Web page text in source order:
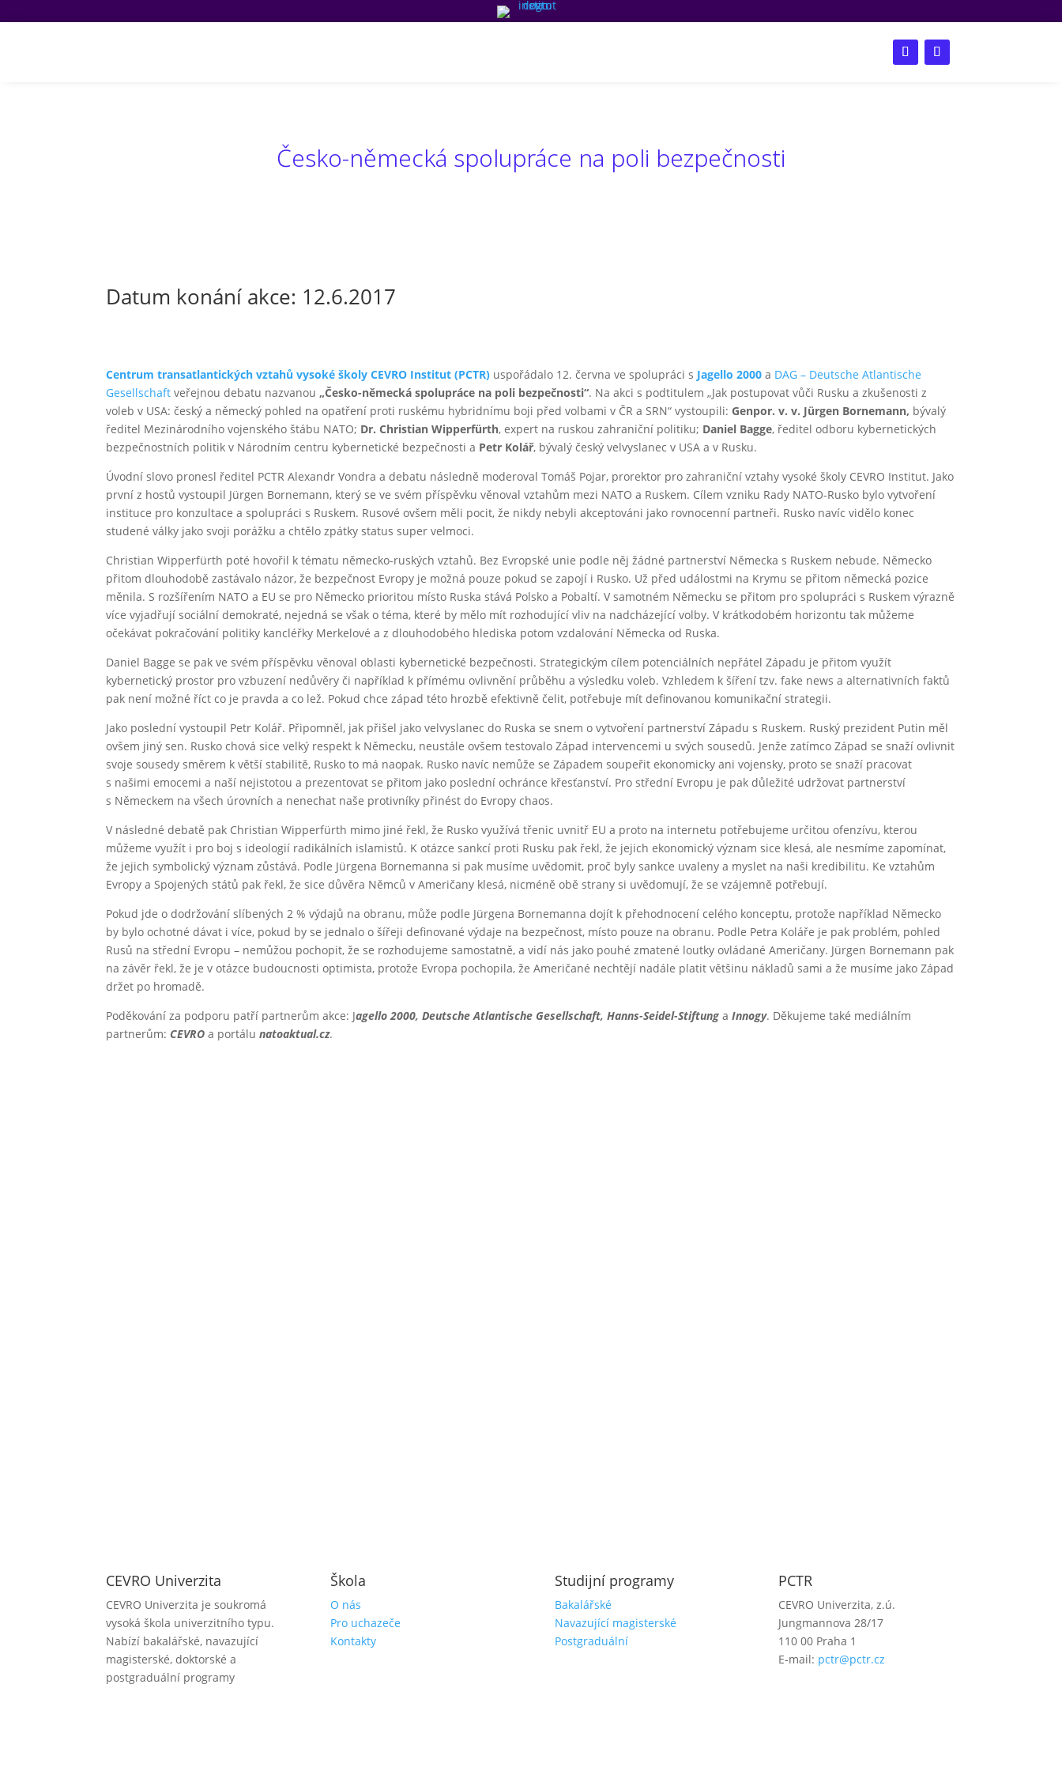
Česko-německá spolupráce na poli bezpečnosti
Datum konání akce: 12.6.2017
Centrum transatlantických vztahů vysoké školy CEVRO Institut (PCTR) uspořádalo 12. června ve spolupráci s Jagello 2000a DAG – Deutsche Atlantische
Gesellschaft veřejnou debatu nazvanou„Česko-německá spolupráce na poli bezpečnosti“. Na akci s podtitulem „Jak postupovat vůči Rusku a zkušenosti z
voleb v USA: český a německý pohled na opatření proti ruskému hybridnímu boji před volbami v ČR a SRN“ vystoupili:Genpor. v. v. Jürgen Bornemann, bývalý
ředitel Mezinárodního vojenského štábu NATO; Dr. Christian Wipperfürth, expert na ruskou zahraniční politiku; Daniel Bagge, ředitel odboru kybernetických
bezpečnostních politik v Národním centru kybernetické bezpečnosti a Petr Kolář, bývalý český velvyslanec v USA a v Rusku.
Úvodní slovo pronesl ředitel PCTR Alexandr Vondra a debatu následně moderoval Tomáš Pojar, prorektor pro zahraniční vztahy vysoké školy CEVRO Institut. Jako
první z hostů vystoupil Jürgen Bornemann, který se ve svém příspěvku věnoval vztahům mezi NATO a Ruskem. Cílem vzniku Rady NATO-Rusko bylo vytvoření
instituce pro konzultace a spolupráci s Ruskem. Rusové ovšem měli pocit, že nikdy nebyli akceptováni jako rovnocenní partneři. Rusko navíc vidělo konec
studené války jako svoji porážku a chtělo zpátky status super velmoci.
Christian Wipperfürth poté hovořil k tématu německo-ruských vztahů. Bez Evropské unie podle něj žádné partnerství Německa s Ruskem nebude. Německo
přitom dlouhodobě zastávalo názor, že bezpečnost Evropy je možná pouze pokud se zapojí i Rusko. Už před událostmi na Krymu se přitom německá pozice
měnila. S rozšířením NATO a EU se pro Německo prioritou místo Ruska stává Polsko a Pobaltí. V samotném Německu se přitom pro spolupráci s Ruskem výrazně
více vyjadřují sociální demokraté, nejedná se však o téma, které by mělo mít rozhodující vliv na nadcházející volby. V krátkodobém horizontu tak můžeme
očekávat pokračování politiky kancléřky Merkelové a z dlouhodobého hlediska potom vzdalování Německa od Ruska.
Daniel Bagge se pak ve svém příspěvku věnoval oblasti kybernetické bezpečnosti. Strategickým cílem potenciálních nepřátel Západu je přitom využít
kybernetický prostor pro vzbuzení nedůvěry či například k přímému ovlivnění průběhu a výsledku voleb. Vzhledem k šíření tzv. fake news a alternativních faktů
pak není možné říct co je pravda a co lež. Pokud chce západ této hrozbě efektivně čelit, potřebuje mít definovanou komunikační strategii.
Jako poslední vystoupil Petr Kolář. Připomněl, jak přišel jako velvyslanec do Ruska se snem o vytvoření partnerství Západu s Ruskem. Ruský prezident Putin měl
ovšem jiný sen. Rusko chová sice velký respekt k Německu, neustále ovšem testovalo Západ intervencemi u svých sousedů. Jenže zatímco Západ se snaží ovlivnit
svoje sousedy směrem k větší stabilitě, Rusko to má naopak. Rusko navíc nemůže se Západem soupeřit ekonomicky ani vojensky, proto se snaží pracovat
s našimi emocemi a naší nejistotou a prezentovat se přitom jako poslední ochránce křesťanství. Pro střední Evropu je pak důležité udržovat partnerství
s Německem na všech úrovních a nenechat naše protivníky přinést do Evropy chaos.
V následné debatě pak Christian Wipperfürth mimo jiné řekl, že Rusko využívá třenic uvnitř EU a proto na internetu potřebujeme určitou ofenzívu, kterou
můžeme využít i pro boj s ideologií radikálních islamistů. K otázce sankcí proti Rusku pak řekl, že jejich ekonomický význam sice klesá, ale nesmíme zapomínat,
že jejich symbolický význam zůstává. Podle Jürgena Bornemanna si pak musíme uvědomit, proč byly sankce uvaleny a myslet na naši kredibilitu. Ke vztahům
Evropy a Spojených států pak řekl, že sice důvěra Němců v Američany klesá, nicméně obě strany si uvědomují, že se vzájemně potřebují.
Pokud jde o dodržování slíbených 2 % výdajů na obranu, může podle Jürgena Bornemanna dojít k přehodnocení celého konceptu, protože například Německo
by bylo ochotné dávat i více, pokud by se jednalo o šířeji definované výdaje na bezpečnost, místo pouze na obranu. Podle Petra Koláře je pak problém, pohled
Rusů na střední Evropu – nemůžou pochopit, že se rozhodujeme samostatně, a vidí nás jako pouhé zmatené loutky ovládané Američany. Jürgen Bornemann pak
na závěr řekl, že je v otázce budoucnosti optimista, protože Evropa pochopila, že Američané nechtějí nadále platit většinu nákladů sami a že musíme jako Západ
držet po hromadě.
Poděkování za podporu patří partnerům akce: Jagello 2000, Deutsche Atlantische Gesellschaft, Hanns-Seidel-Stiftung aInnogy. Děkujeme také mediálním
partnerům: CEVROa portálunatoaktual.cz.
CEVRO Univerzita
CEVRO Univerzita je soukromá
vysoká škola univerzitního typu.
Nabízí bakalářské, navazující
magisterské, doktorské a
postgraduální programy
Škola
O nás
Pro uchazeče
Kontakty
Studijní programy
Bakalářské
Navazující magisterské
Postgraduální
PCTR
CEVRO Univerzita, z.ú.
Jungmannova 28/17
110 00 Praha 1
E-mail: pctr@pctr.cz